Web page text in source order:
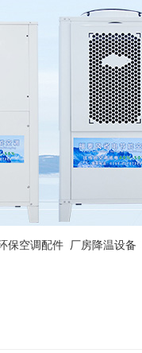
保空调配件 厂房降温设备